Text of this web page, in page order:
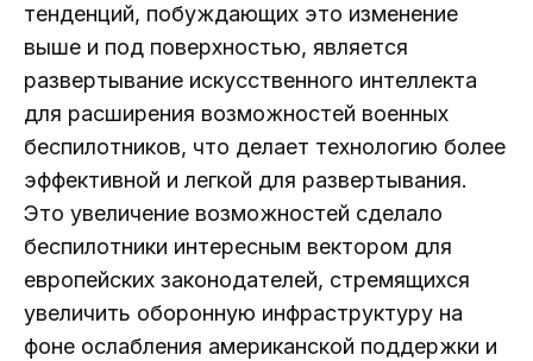
тенденций, побуждающих это изменение
выше и под поверхностью, является
развертывание искусственного интеллекта
для расширения возможностей военных
беспилотников, что делает технологию более
эффективной и легкой для развертывания.
Это увеличение возможностей сделало
беспилотники интересным вектором для
европейских законодателей, стремящихся
увеличить оборонную инфраструктуру на
фоне ослабления американской поддержки и